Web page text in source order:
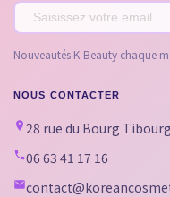
Nouveautés K-Beauty chaque
NOUS CONTACTER
28 rue du Bourg
06 63 41 17 16